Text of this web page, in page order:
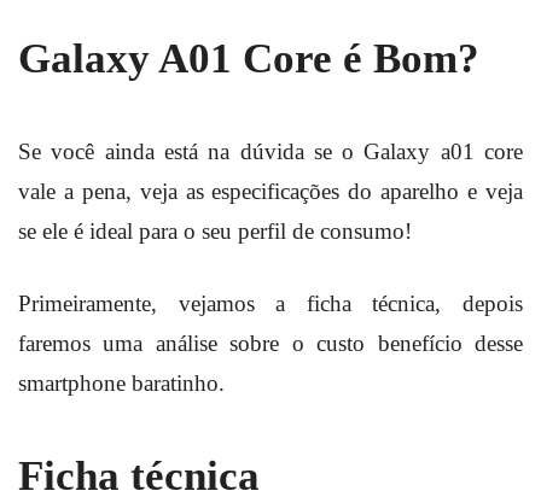
Galaxy A01 Core é Bom?
Se você ainda está na dúvida se o Galaxy a01 core
vale a pena, veja as especificações do aparelho e veja
se ele é ideal para o seu perfil de consumo!
Primeiramente, vejamos a ficha técnica, depois
faremos uma análise sobre o custo benefício desse
smartphone baratinho.
Ficha técnica